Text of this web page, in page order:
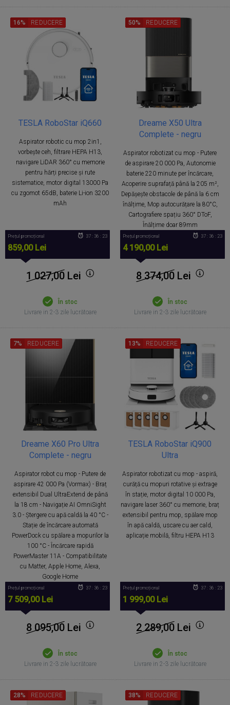
TESLA RoboStar iQ660
Aspirator robotic cu mop 2in1,
vorbește ceh, filtrare HEPA H13,
navigare LiDAR 360° cu memorie
pentru hărți precise și rute
sistematice, motor digital 13000 Pa
cu zgomot 65dB, baterie Li-ion 3200
mAh
16% REDUCERE
Prețul promoțional
859,00 Lei
37 : 36 : 22
1 027,00Lei
În stoc
Livrare in 2-3 zile lucrătoare
Dreame X50 Ultra
Complete - negru
Aspirator robotizat cu mop - Putere
de aspirare 20 000 Pa, Autonomie
baterie 220 minute per încărcare,
Acoperire suprafață până la 205 m²,
Depășește obstacole de până la 6 cm
înălțime, Mop autocurățare la 80°C,
Cartografiere spațiu 360° DToF,
Înălțime doar 89mm
50% REDUCERE
Prețul promoțional
4 190,00 Lei
37 : 36 : 22
8 374,00Lei
În stoc
Livrare in 2-3 zile lucrătoare
Dreame X60 Pro Ultra
Complete - negru
Aspirator robot cu mop - Putere de
aspirare 42 000 Pa (Vormax) - Braț
extensibil Dual UltraExtend de până
la 18 cm - Navigație AI OmniSight
3.0 - Ștergere cu apă caldă la 40 °C -
Stație de încărcare automată
PowerDock cu spălare a mopurilor la
100 °C - Încărcare rapidă
PowerMaster 11A - Compatibilitate
cu Matter, Apple Home, Alexa,
Google Home
7% REDUCERE
Prețul promoțional
7 509,00 Lei
37 : 36 : 22
8 095,00Lei
În stoc
Livrare in 2-3 zile lucrătoare
TESLA RoboStar iQ900
Ultra
Aspirator robotizat cu mop - aspiră,
curăță cu mopuri rotative și extrage
în stație, motor digital 10 000 Pa,
navigare laser 360° cu memorie, braț
extensibil pentru mop, spălare mop
în apă caldă, uscare cu aer cald,
aplicație mobilă, filtru HEPA H13
13% REDUCERE
Prețul promoțional
1 999,00 Lei
37 : 36 : 22
2 289,00Lei
În stoc
Livrare in 2-3 zile lucrătoare
28% REDUCERE 38% REDUCERE